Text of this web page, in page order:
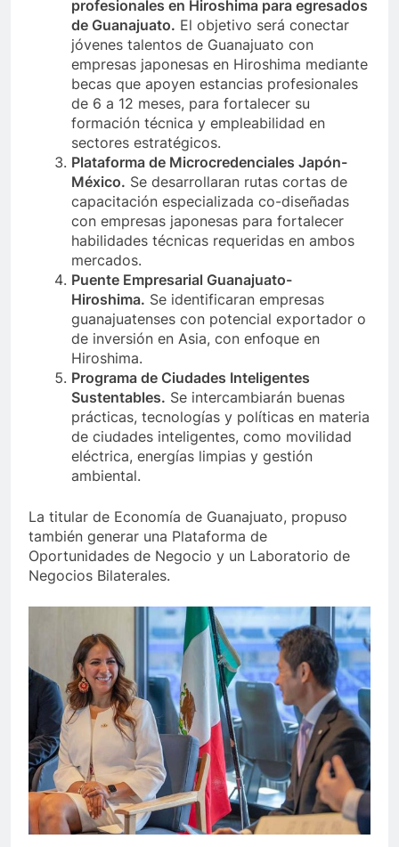
profesionales en Hiroshima para egresados
de Guanajuato. El objetivo será conectar
jóvenes talentos de Guanajuato con
empresas japonesas en Hiroshima mediante
becas que apoyen estancias profesionales
de 6 a 12 meses, para fortalecer su
formación técnica y empleabilidad en
sectores estratégicos.
Plataforma de Microcredenciales Japón-
México. Se desarrollaran rutas cortas de
capacitación especializada co-diseñadas
con empresas japonesas para fortalecer
habilidades técnicas requeridas en ambos
mercados.
Puente Empresarial Guanajuato-
Hiroshima. Se identificaran empresas
guanajuatenses con potencial exportador o
de inversión en Asia, con enfoque en
Hiroshima.
Programa de Ciudades Inteligentes
Sustentables. Se intercambiarán buenas
prácticas, tecnologías y políticas en materia
de ciudades inteligentes, como movilidad
eléctrica, energías limpias y gestión
ambiental.
La titular de Economía de Guanajuato, propuso
también generar una Plataforma de
Oportunidades de Negocio y un Laboratorio de
Negocios Bilaterales.